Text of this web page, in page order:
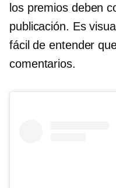
los premios deben
publicación. Es
fácil de entender
comentarios.